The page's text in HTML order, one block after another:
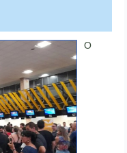
O